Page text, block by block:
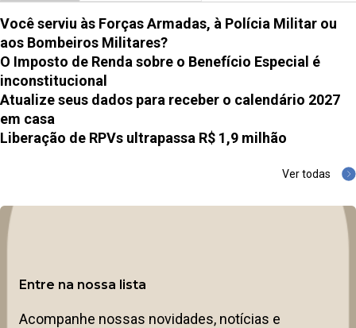
Você serviu às Forças Armadas, à Polícia Militar ou
aos Bombeiros Militares?
O Imposto de Renda sobre o Benefício Especial é
inconstitucional
Atualize seus dados para receber o calendário 2027
em casa
Liberação de RPVs ultrapassa R$ 1,9 milhão
Ver todas
Entre na nossa lista
Acompanhe nossas novidades, notícias e